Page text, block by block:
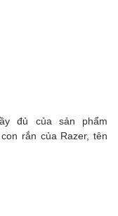
đủ của sản phẩm
rắn của Razer, tên